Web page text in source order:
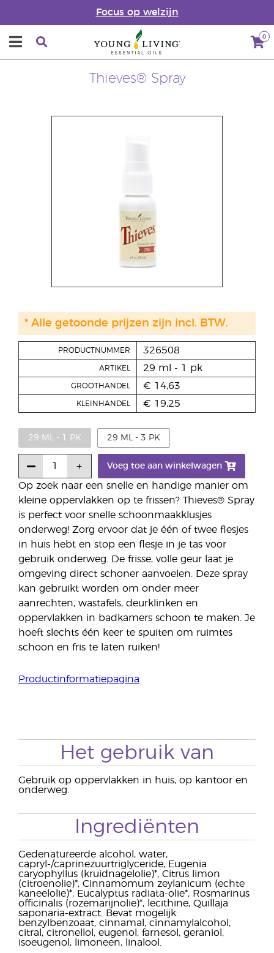
Focus op welzijn
0
Thieves® Spray
Op zoek naar een snelle en handige manier om
kleine oppervlakken op te frissen? Thieves® Spray
is perfect voor snelle schoonmaakklusjes
onderweg! Zorg ervoor dat je één of twee flesjes
in huis hebt en stop een flesje in je tas voor
gebruik onderweg. De frisse, volle geur laat je
omgeving direct schoner aanvoelen. Deze spray
kan gebruikt worden om onder meer
aanrechten, wastafels, deurklinken en
oppervlakken in badkamers schoon te maken. Je
hoeft slechts één keer te spuiten om ruimtes
schoon en fris te laten ruiken!
Productinformatiepagina
PRODUCTNUMMER 326508
ARTIKEL 29 ml - 1 pk
GROOTHANDEL € 14,63
KLEINHANDEL € 19,25
29 ML - 1 PK 29 ML - 3 PK
Voeg toe aan winkelwagen
* Alle getoonde prijzen zijn incl. BTW.
Het gebruik van
Gebruik op oppervlakken in huis, op kantoor en
onderweg.
Ingrediënten
Gedenatureerde alcohol, water,
capryl-/caprinezuurtriglyceride, Eugenia
caryophyllus (kruidnagelolie)*, Citrus limon
(citroenolie)*, Cinnamomum zeylanicum (echte
kaneelolie)*, Eucalyptus radiata-olie*, Rosmarinus
officinalis (rozemarijnolie)*, lecithine, Quillaja
saponaria-extract. Bevat mogelijk:
benzylbenzoaat, cinnamal, cinnamylalcohol,
citral, citronellol, eugenol, farnesol, geraniol,
isoeugenol, limoneen, linalool.